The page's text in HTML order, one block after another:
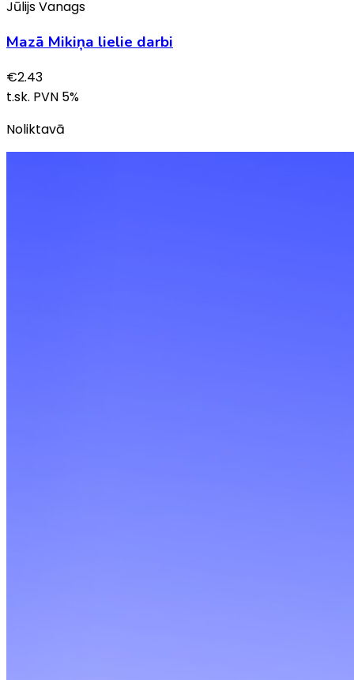
Jūlijs Vanags
Mazā Mikiņa lielie darbi
€2.43
t.sk. PVN 5%
Noliktavā